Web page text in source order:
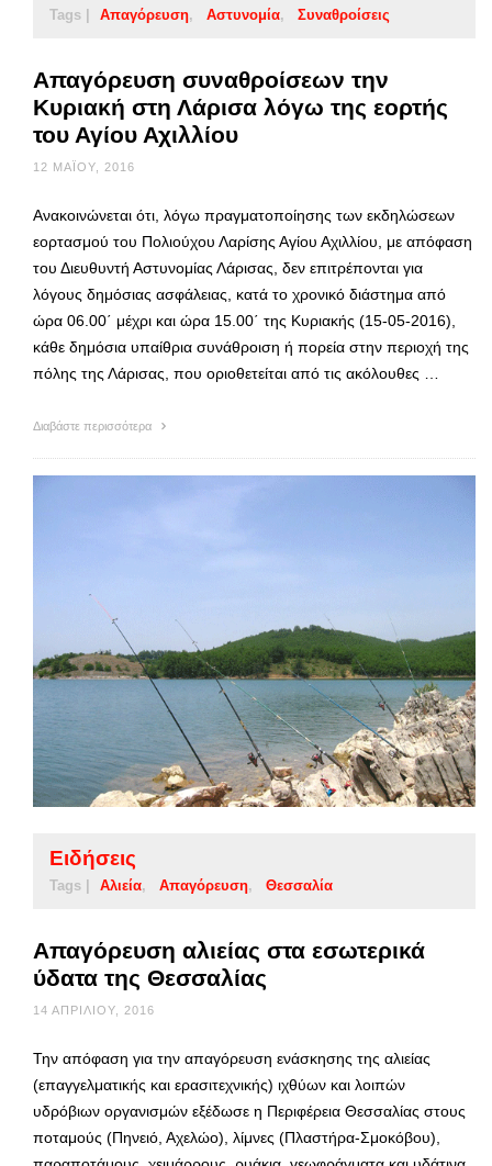
Tags | Απαγόρευση Αστυνομία Συναθροίσεις
Απαγόρευση συναθροίσεων την
Κυριακή στη Λάρισα λόγω της εορτής
του Αγίου Αχιλλίου
12 ΜΑΪ́ΟΥ, 2016
Ανακοινώνεται ότι, λόγω πραγματοποίησης των εκδηλώσεων
εορτασμού του Πολιούχου Λαρίσης Αγίου Αχιλλίου, με απόφαση
του Διευθυντή Αστυνομίας Λάρισας, δεν επιτρέπονται για
λόγους δημόσιας ασφάλειας, κατά το χρονικό διάστημα από
ώρα 06.00΄ μέχρι και ώρα 15.00΄ της Κυριακής (15-05-2016),
κάθε δημόσια υπαίθρια συνάθροιση ή πορεία στην περιοχή της
πόλης της Λάρισας, που οριοθετείται από τις ακόλουθες …
Διαβάστε περισσότερα
Ειδήσεις
Tags | Αλιεία Απαγόρευση Θεσσαλία
Απαγόρευση αλιείας στα εσωτερικά
ύδατα της Θεσσαλίας
14 ΑΠΡΙΛΊΟΥ, 2016
Την απόφαση για την απαγόρευση ενάσκησης της αλιείας
(επαγγελματικής και ερασιτεχνικής) ιχθύων και λοιπών
υδρόβιων οργανισμών εξέδωσε η Περιφέρεια Θεσσαλίας στους
ποταμούς (Πηνειό, Αχελώο), λίμνες (Πλαστήρα-Σμοκόβου),